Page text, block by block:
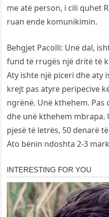
me atë person, i cili quhet
ruan ende komunikimin.
Behgjet Pacolli: Unë dal,
fund të rrugës një dritë të
Aty ishte një piceri dhe aty
krejt pas atyre peripecive
ngrënë. Unë kthehem. Pas
dhe unë kthehem mbrapa.
pjesë të letrës, 50 denarë
Ato bënin ndoshta 2-3